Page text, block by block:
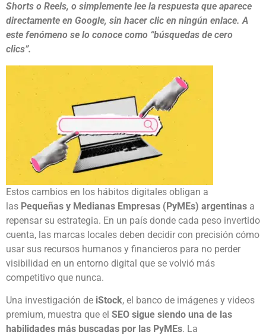
Shorts o Reels, o simplemente lee la respuesta que aparece
directamente en Google, sin hacer clic en ningún enlace. A
este fenómeno se lo conoce como “búsquedas de cero
clics”.
Estos cambios en los hábitos digitales obligan a
las Pequeñas y Medianas Empresas (PyMEs) argentinas a
repensar su estrategia. En un país donde cada peso invertido
cuenta, las marcas locales deben decidir con precisión cómo
usar sus recursos humanos y financieros para no perder
visibilidad en un entorno digital que se volvió más
competitivo que nunca.
Una investigación de iStock, el banco de imágenes y videos
premium, muestra que el SEO sigue siendo una de las
habilidades más buscadas por las PyMEs. La